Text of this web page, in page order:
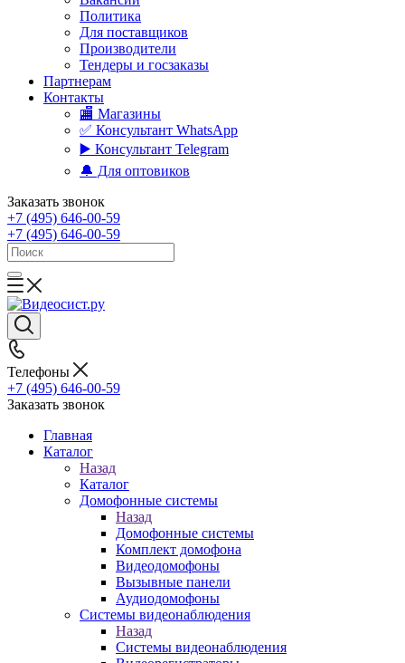
Политика
Для поставщиков
Производители
Тендеры и госзаказы
Партнерам
Контакты
🏬 Магазины
✅️ Консультант WhatsApp
▶️ Консультант Telegram
🔔 Для оптовиков
Заказать звонок
+7 (495) 646-00-59
+7 (495) 646-00-59
Телефоны
+7 (495) 646-00-59
Заказать звонок
Главная
Каталог
Назад
Каталог
Домофонные системы
Назад
Домофонные системы
Комплект домофона
Видеодомофоны
Вызывные панели
Аудиодомофоны
Системы видеонаблюдения
Назад
Системы видеонаблюдения